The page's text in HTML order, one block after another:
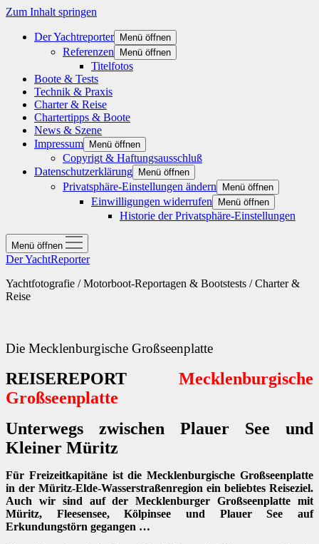
Zum Inhalt springen
Der Yachtreporter Menü öffnen
Referenzen Menü öffnen
Titelfotos
Boote & Tests
Technik & Praxis
Charter & Reise
Chartertipps & Boote
News & Szene
Impressum
Menü öffnen
Copyrigt & Haftungsausschluß
Datenschutzerklärung
Menü öffnen
Privatsphäre-Einstellungen ändern Menü öffnen
Einwilligungen widerrufen Menü öffnen
Historie der Privatsphäre-Einstellungen
Menü öffnen
Der YachtReporter
Yachtfotografie / Motorboot-Reportagen & Bootstests / Charter &
Reise
Die Mecklenburgische Großseenplatte
REISEREPORT Mecklenburgische
Großseenplatte
Unterwegs zwischen Plauer See und
Kleiner Müritz
Für Freizeitkapitäne ist die Mecklenburgische Großseenplatte
in der Müritz-Elde-Wasserstraßenregion ein beliebtes Reiseziel.
Auch wir sind auf der Mecklenburger Großseenplatte mit
Müritz, Fleesensee, Kölpinsee und Plauer See auf
Erkundungstörn gegangen …